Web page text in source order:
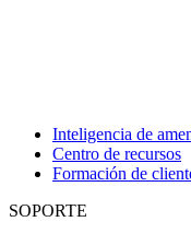
Inteligencia de
Centro de recursos
Formación de
SOPORTE